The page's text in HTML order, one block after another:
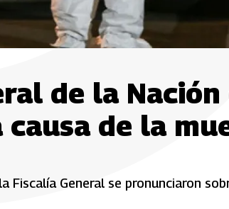
de la
causa de la
Fiscalía General se pronunciaron